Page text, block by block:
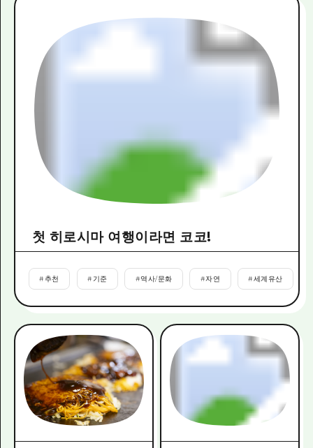
첫 히로시마 여행이라면 코코!
# 추천 # 기준 #역사/문화 #자연 #세계유산